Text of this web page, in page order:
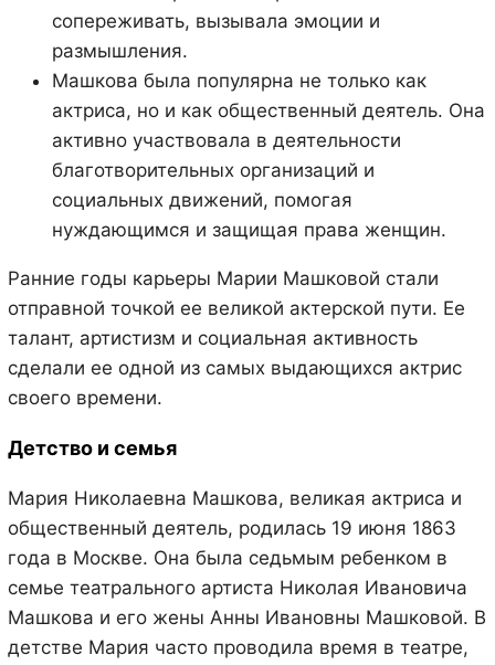
сопереживать, вызывала эмоции и
размышления.
Машкова была популярна не только как
актриса, но и как общественный деятель. Она
активно участвовала в деятельности
благотворительных организаций и
социальных движений, помогая
нуждающимся и защищая права женщин.
Ранние годы карьеры Марии Машковой стали
отправной точкой ее великой актерской пути. Ее
талант, артистизм и социальная активность
сделали ее одной из самых выдающихся актрис
своего времени.
Детство и семья
Мария Николаевна Машкова, великая актриса и
общественный деятель, родилась 19 июня 1863
года в Москве. Она была седьмым ребенком в
семье театрального артиста Николая Ивановича
Машкова и его жены Анны Ивановны Машковой. В
детстве Мария часто проводила время в театре,